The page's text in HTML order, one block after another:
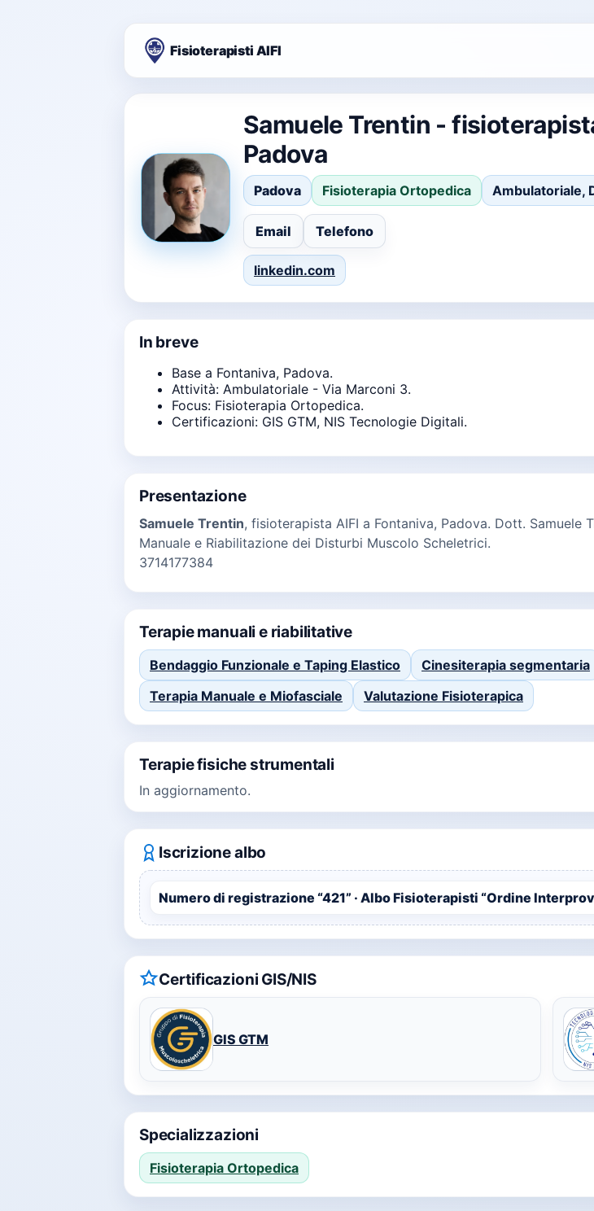
Fisioterapisti AIFI
Samuele Trentin -
Padova
Padova Fisioterapia Ortopedica Ambulatoriale,
Email Telefono
linkedin.com
In breve
Base a Fontaniva, Padova.
Attività: Ambulatoriale - Via Marconi 3.
Focus: Fisioterapia Ortopedica.
Certificazioni: GIS GTM, NIS Tecnologie Digitali.
Presentazione
Samuele Trentin, fisioterapista AIFI a Fontaniva, Padova. Dott.
Manuale e Riabilitazione dei Disturbi Muscolo Scheletrici.
3714177384
Terapie manuali e riabilitative
Bendaggio Funzionale e Taping Elastico Cinesiterapia segmentaria
Terapia Manuale e Miofasciale
Valutazione Fisioterapica
Terapie fisiche strumentali
In aggiornamento.
Iscrizione albo
Numero di registrazione “421” · Albo Fisioterapisti “Ordine
Certificazioni GIS/NIS
GIS GTM
Specializzazioni
Fisioterapia Ortopedica